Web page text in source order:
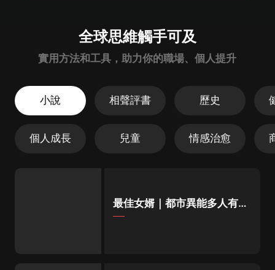
全球思維觸手可及
實用方法和工具，助力你的職場、個人提升
小說
個人成長
相聲評書
兒童
歷史
情感治愈
最佳女婿｜都市異能多人有聲
劇｜一種侃侃｜有聲小說